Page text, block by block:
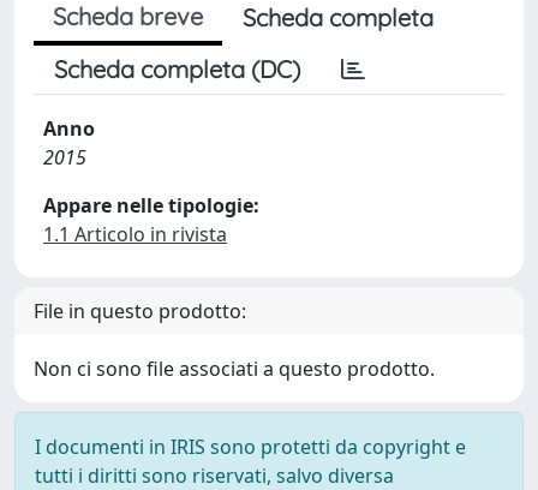
Scheda breve
Scheda completa
Scheda completa (DC)
Anno
2015
Appare nelle tipologie:
1.1 Articolo in rivista
File in questo prodotto:
Non ci sono file associati a questo prodotto.
I documenti in IRIS sono protetti da copyright e
tutti i diritti sono riservati, salvo diversa